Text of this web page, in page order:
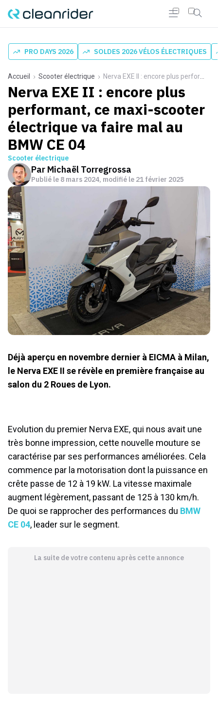
PRO DAYS 2026 SOLDES 2026 VÉLOS ÉLECTRIQUES
Accueil Scooter électrique Nerva EXE II : encore plus performant, ce maxi-scooter électrique va faire mal au BMW CE 04
Nerva EXE II : encore plus
performant, ce maxi-scooter
électrique va faire mal au
BMW CE 04
Scooter électrique
Par Michaël Torregrossa
Publié le 8 mars 2024, modifié le 21 février 2025
Déjà aperçu en novembre dernier à EICMA à Milan,
le Nerva EXE II se révèle en première française au
salon du 2 Roues de Lyon.
Evolution du premier Nerva EXE, qui nous avait une
très bonne impression, cette nouvelle mouture se
caractérise par ses performances améliorées. Cela
commence par la motorisation dont la puissance en
crête passe de 12 à 19 kW. La vitesse maximale
augment légèrement, passant de 125 à 130 km/h.
De quoi se rapprocher des performances du BMW
CE 04, leader sur le segment.
La suite de votre contenu après cette annonce